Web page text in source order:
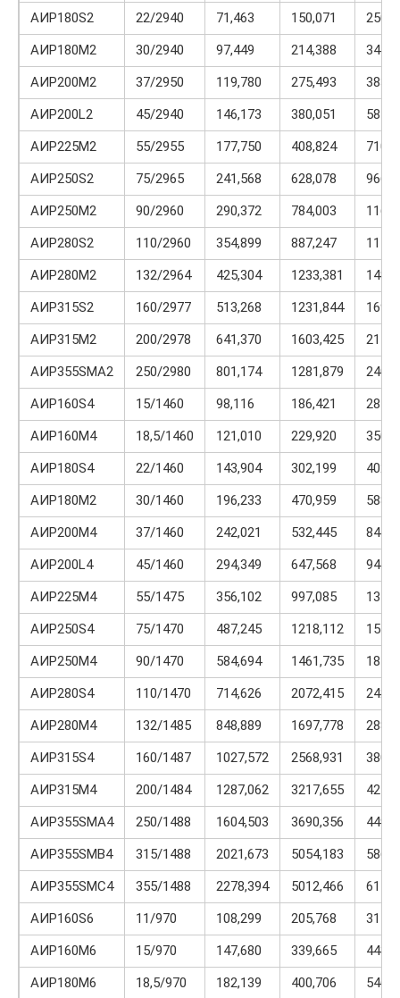
АИР180S2
22/2940 71,463 150,071
АИР180М2
30/2940 97,449 214,388
АИР200М2
37/2950 119,780 275,493
АИР200L2
45/2940 146,173 380,051
АИР225М2
55/2955 177,750 408,824
АИР250S2
75/2965 241,568 628,078
АИР250М2
90/2960 290,372 784,003
АИР280S2
110/2960 354,899 887,247
АИР280М2
132/2964 425,304 1233,381
АИР315S2
160/2977 513,268 1231,844
АИР315М2
200/2978 641,370 1603,425
АИР355SMA2
250/2980 801,174 1281,879
АИР160S4
15/1460 98,116 186,421
АИР160М4
18,5/1460 121,010 229,920
АИР180S4
22/1460 143,904 302,199
АИР180М2
30/1460 196,233 470,959
АИР200М4
37/1460 242,021 532,445
АИР200L4
45/1460 294,349 647,568
АИР225М4
55/1475 356,102 997,085
АИР250S4
75/1470 487,245 1218,112
АИР250М4
90/1470 584,694 1461,735
АИР280S4
110/1470 714,626 2072,415
АИР280М4
132/1485 848,889 1697,778
АИР315S4
160/1487 1027,572 2568,931
АИР315М4
200/1484 1287,062 3217,655
АИР355SMA4
250/1488 1604,503 3690,356
АИР355SMВ4
315/1488 2021,673 5054,183
АИР355SMС4
355/1488 2278,394 5012,466
АИР160S6
11/970 108,299 205,768
АИР160М6
15/970 147,680 339,665
АИР180М6
18,5/970 182,139 400,706